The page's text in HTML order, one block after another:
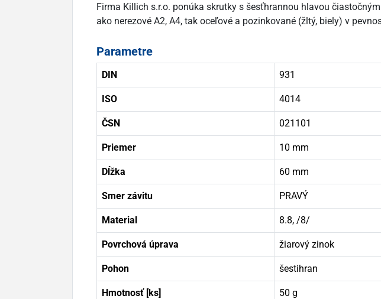
Firma Killich s.r.o. ponúka skrutky s šesťhrannou hlavou
ako nerezové A2, A4, tak oceľové a pozinkované (žltý, biely) v
Parametre
DIN 931
ISO 4014
ČSN 021101
Priemer 10 mm
Dĺžka 60 mm
Smer závitu PRAVÝ
Material 8.8, /8/
Povrchová úprava žiarový zinok
Pohon šestihran
Hmotnosť [ks] 50 g